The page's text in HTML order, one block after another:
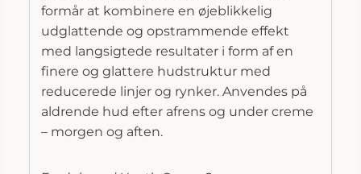
formår at kombinere en øjeblikkelig
udglattende og opstrammende effekt
med langsigtede resultater i form af en
finere og glattere hudstruktur med
reducerede linjer og rynker. Anvendes på
aldrende hud efter afrens og under creme
– morgen og aften.